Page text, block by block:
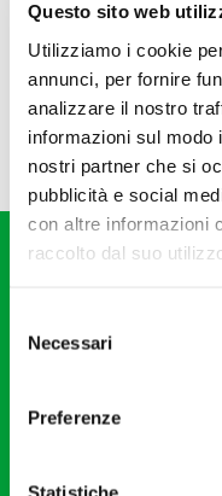
Questo sito web
Utilizziamo i cookie
annunci, per fornire
analizzare il nostro
informazioni sul
nostri partner che si
pubblicità e social
con altre informazioni
raccolto dal suo
delNecessari
Preferenze
Via S. Giovanni sul Muro, 2